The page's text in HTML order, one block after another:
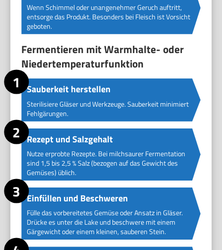
Wenn Schimmel oder unangenehmer Geruch auftritt,
entsorge das Produkt. Besonders bei Fleisch ist Vorsicht
geboten.
Fermentieren mit Warmhalte- oder
Niedertemperaturfunktion
Sauberkeit herstellen
Sterilisiere Gläser und Werkzeuge. Sauberkeit minimiert
Fehlgärungen.
Rezept und Salzgehalt
Nutze erprobte Rezepte. Bei milchsaurer Fermentation
sind 1,5 bis 2,5 % Salz (bezogen auf das Gewicht des
Gemüses) üblich.
Einfüllen und Beschweren
Fülle das vorbereitetes Gemüse oder Ansatz in Gläser.
Drücke es unter die Lake und beschwere mit einem
Gärgewicht oder einem kleinen, sauberen Stein.